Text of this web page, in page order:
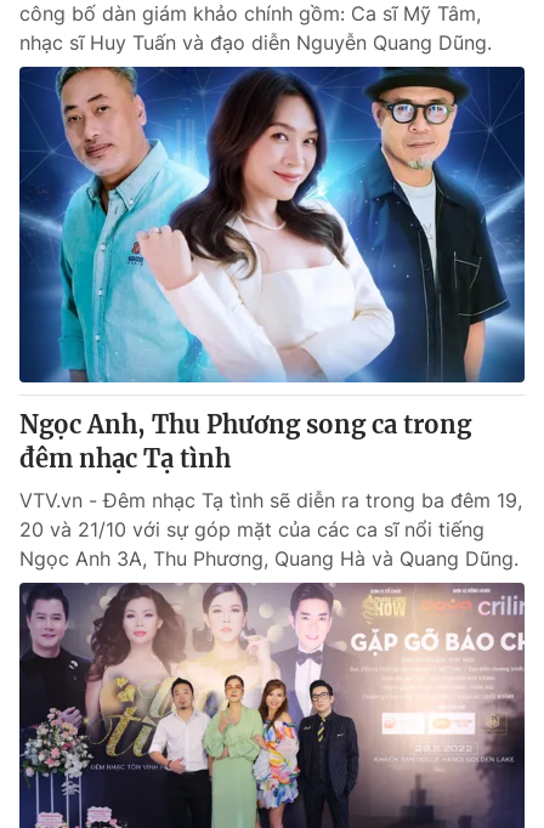
THỜI BÁO VTV
Theo dõi báo trên
Cơ quan chủ quản:Đài Truyền hình Việt Nam
Cơ quan báo chí:
Thời báo VTV
Giấy phép hoạt động báo in và báo điện tử số 483/GP-BTTTT
cấp ngày 29/12/2023
Tổng Biên tập:
Vũ Thanh Thủy
Phó Tổng Biên tập:Nguyễn Thị Mỹ Hạnh, Phạm Quốc Thắng,
Nguyễn Trọng Ninh
Tổng đài VTV:024.38 355 931 - 024.38 355 932
Ðiện thoại Thời báo VTV:
024.66 897 897
Email: toasoan@vtv.vn
Liên hệ quảng cáo:024-7300.7108
công bố dàn giám khảo chính gồm: Ca sĩ Mỹ Tâm,
nhạc sĩ Huy Tuấn và đạo diễn Nguyễn Quang Dũng.
Ngọc Anh, Thu Phương song ca trong
đêm nhạc Tạ tình
VTV.vn - Đêm nhạc Tạ tình sẽ diễn ra trong ba đêm 19,
20 và 21/10 với sự góp mặt của các ca sĩ nổi tiếng
Ngọc Anh 3A, Thu Phương, Quang Hà và Quang Dũng.